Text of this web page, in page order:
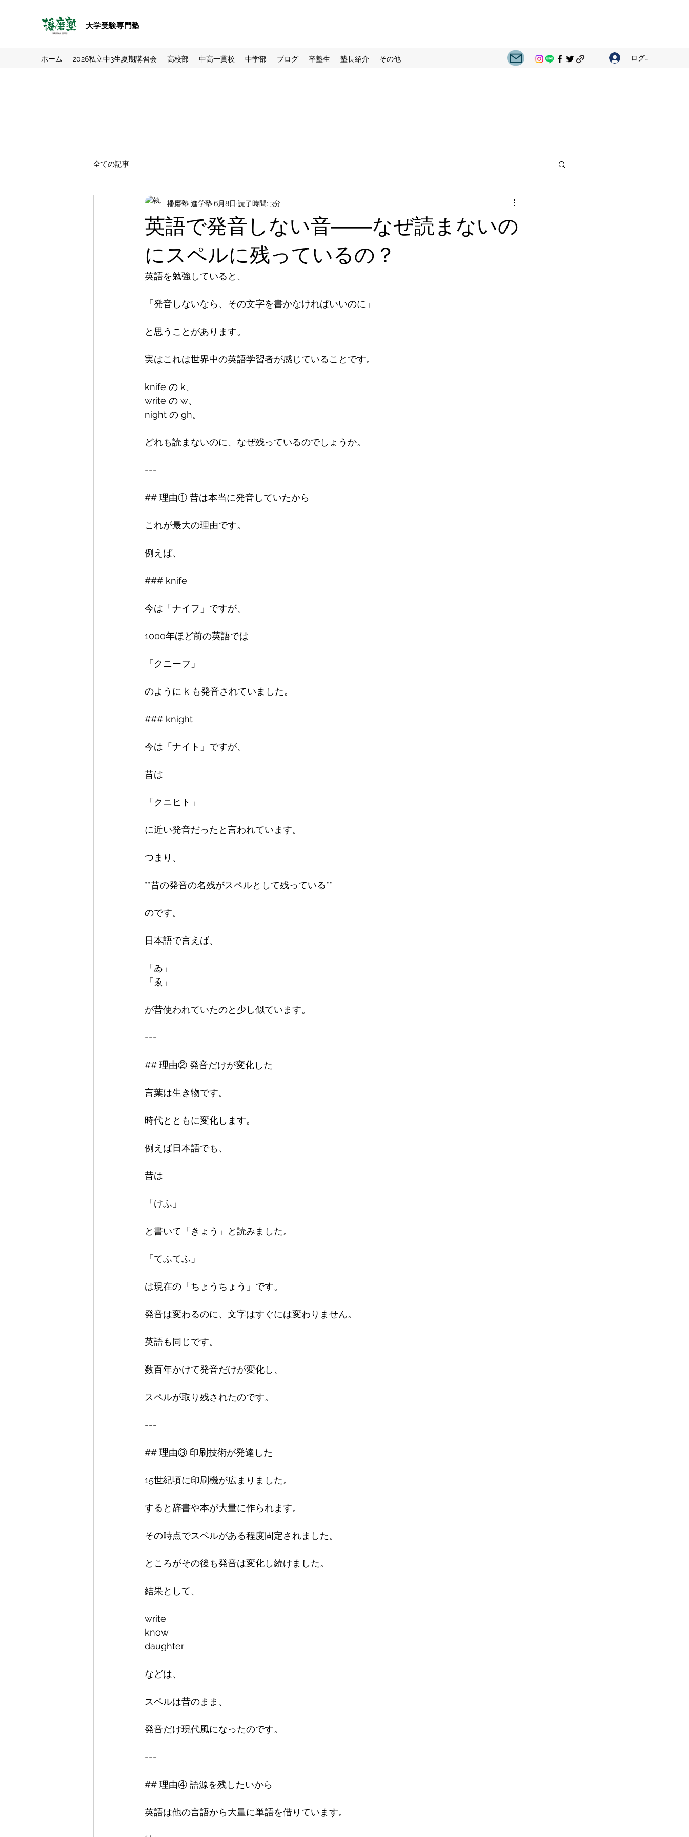
大学受験専門塾
ホーム 2026私立中3生夏期講習会 高校部 中高一貫校 中学部 ブログ 卒塾生 塾長紹介 その他 ログイン
全ての記事
英語で発音しない音――なぜ読まないの
にスペルに残っているの？
播磨塾 進学塾6月8日 読了時間: 3分
英語を勉強していると、
「発音しないなら、その文字を書かなければいいのに」
と思うことがあります。
実はこれは世界中の英語学習者が感じていることです。
knife の k、
write の w、
night の gh。
どれも読まないのに、なぜ残っているのでしょうか。
---
## 理由① 昔は本当に発音していたから
これが最大の理由です。
例えば、
### knife
今は「ナイフ」ですが、
1000年ほど前の英語では
「クニーフ」
のように k も発音されていました。
### knight
今は「ナイト」ですが、
昔は
「クニヒト」
に近い発音だったと言われています。
つまり、
**昔の発音の名残がスペルとして残っている**
のです。
日本語で言えば、
「ゐ」
「ゑ」
が昔使われていたのと少し似ています。
---
## 理由② 発音だけが変化した
言葉は生き物です。
時代とともに変化します。
例えば日本語でも、
昔は
「けふ」
と書いて「きょう」と読みました。
「てふてふ」
は現在の「ちょうちょう」です。
発音は変わるのに、文字はすぐには変わりません。
英語も同じです。
数百年かけて発音だけが変化し、
スペルが取り残されたのです。
---
## 理由③ 印刷技術が発達した
15世紀頃に印刷機が広まりました。
すると辞書や本が大量に作られます。
その時点でスペルがある程度固定されました。
ところがその後も発音は変化し続けました。
結果として、
write
know
daughter
などは、
スペルは昔のまま、
発音だけ現代風になったのです。
---
## 理由④ 語源を残したいから
英語は他の言語から大量に単語を借りています。